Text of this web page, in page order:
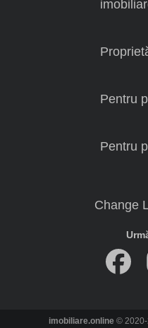
Pentru
Pentru
imobiliare.online © 2020-